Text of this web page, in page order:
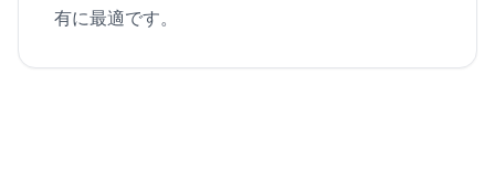
有に最適です。